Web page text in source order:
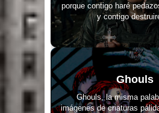
porque contigo haré
y contigo
Ghouls
Ghouls, la misma
imágenes de criaturas